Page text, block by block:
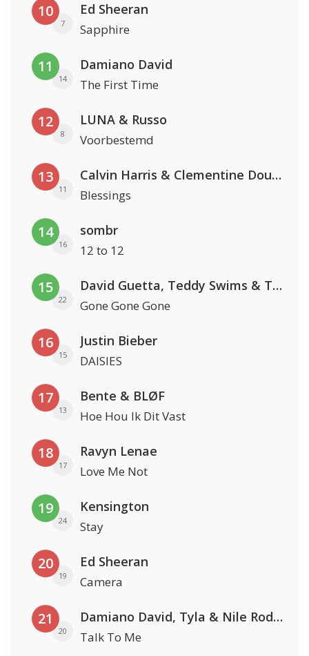
10
7
Ed Sheeran
Sapphire
11
14
Damiano David
The First Time
12
8
LUNA & Russo
Voorbestemd
13
11
Calvin Harris & Clementine Douglas
Blessings
14
16
sombr
12 to 12
15
22
David Guetta, Teddy Swims & Tones And I
Gone Gone Gone
16
15
Justin Bieber
DAISIES
17
13
Bente & BLØF
Hoe Hou Ik Dit Vast
18
17
Ravyn Lenae
Love Me Not
19
24
Kensington
Stay
20
19
Ed Sheeran
Camera
21
20
Damiano David, Tyla & Nile Rodgers
Talk To Me